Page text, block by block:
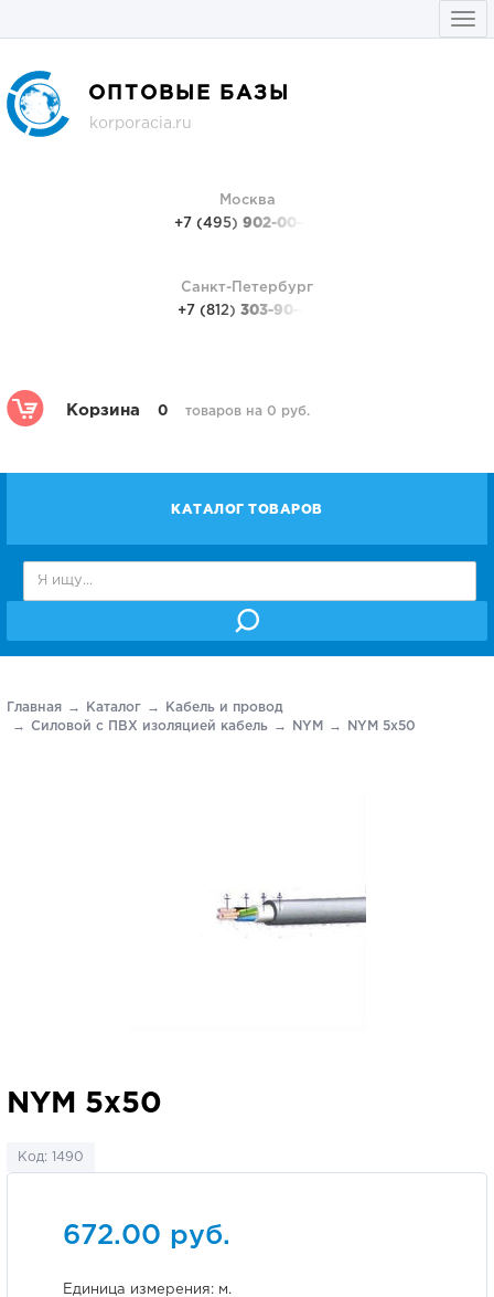
ОПТОВЫЕ БАЗЫ
korporacia.ru
Москва
+7 (495) 902-00-48
Санкт-Петербург
+7 (812) 303-90-48
Корзина 0 товаров на 0 руб.
КАТАЛОГ ТОВАРОВ
Главная Каталог
Кабель и провод
Силовой с ПВХ изоляцией кабель
NYM NYM 5х50
NYM 5х50
Код: 1490
672.00 руб.
Единица измерения: м.